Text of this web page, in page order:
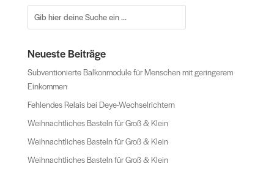
Neueste Beiträge
Subventionierte Balkonmodule für Menschen mit geringerem
Einkommen
Fehlendes Relais bei Deye-Wechselrichtern
Weihnachtliches Basteln für Groß & Klein
Weihnachtliches Basteln für Groß & Klein
Weihnachtliches Basteln für Groß & Klein